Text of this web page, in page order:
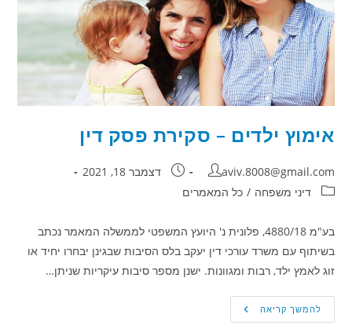
אימוץ ילדים – סקירת פסק דין
מחבר:
aviv.8008@gmail.com פורסם:דצמבר 18, 2021
קטגוריה:דיני משפחה / כל המאמרים
בע"מ 4880/18, פלונית נ' היועץ המשפטי לממשלה המאמר נכתב
בשיתוף עם משרד עורכי דין יעקב בלס הסיבות שבגינן יבחרו יחיד או
זוג לאמץ ילד, רבות ומגוונות. ישנן מספר סיבות עיקריות שניתן…
להמשך קריאהאימוץ
ילדים